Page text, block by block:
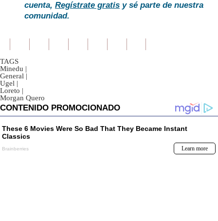
cuenta, Regístrate gratis y sé parte de nuestra
comunidad.
TAGS
Minedu |
General |
Ugel |
Loreto |
Morgan Quero